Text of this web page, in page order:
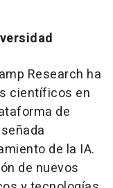
Research ha
científicos en
de
de la IA.
de nuevos